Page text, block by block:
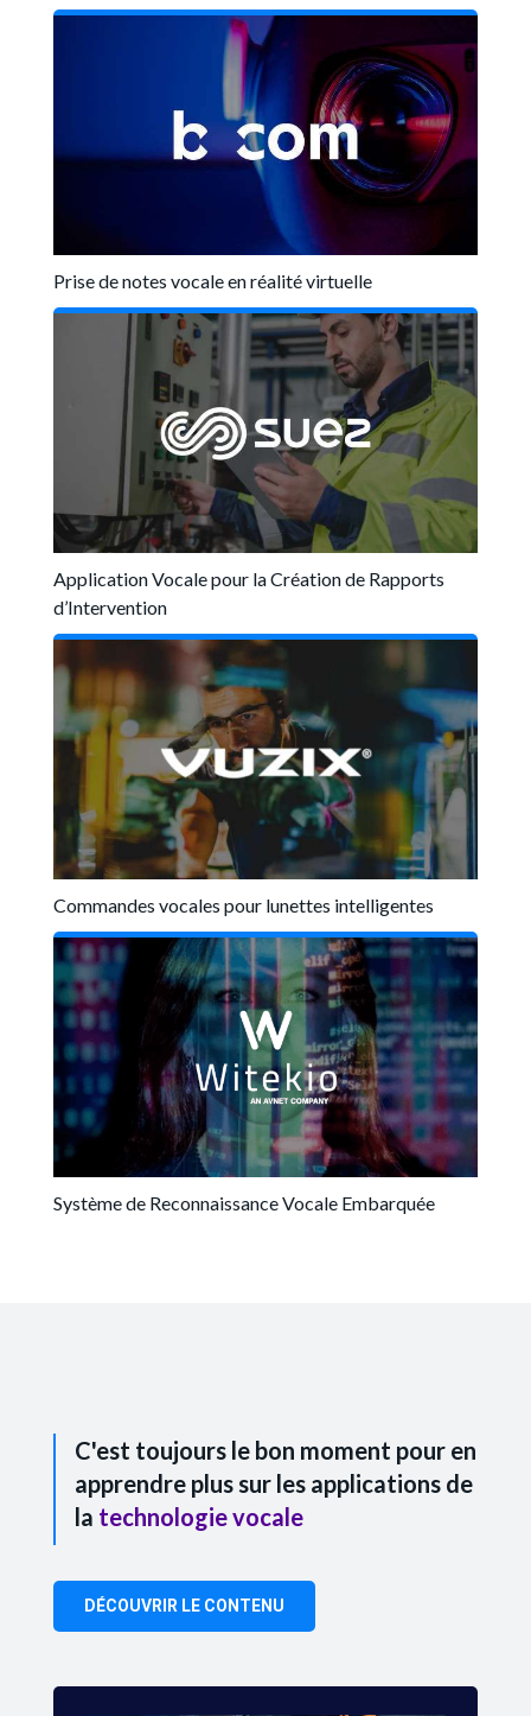
Prise de notes vocale en réalité virtuelle
Application Vocale pour la Création de Rapports
d’Intervention
Commandes vocales pour lunettes intelligentes
Système de Reconnaissance Vocale Embarquée
C'est toujours le bon moment pour en
apprendre plus sur les applications de
la technologie vocale
DÉCOUVRIR LE CONTENU